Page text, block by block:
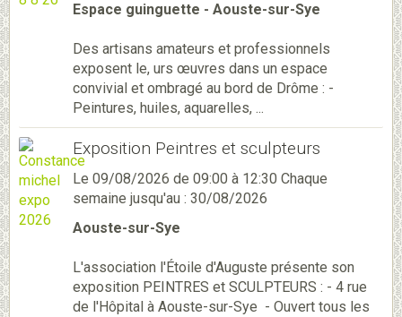
Espace guinguette - Aouste-sur-Sye
Des artisans amateurs et professionnels
exposent le, urs œuvres dans un espace
convivial et ombragé au bord de Drôme : -
Peintures, huiles, aquarelles, ...
Exposition Peintres et sculpteurs
Le 09/08/2026 de 09:00 à 12:30 Chaque
semaine jusqu'au : 30/08/2026
Aouste-sur-Sye
L'association l'Étoile d'Auguste présente son
exposition PEINTRES et SCULPTEURS : - 4 rue
de l'Hôpital à Aouste-sur-Sye - Ouvert tous les